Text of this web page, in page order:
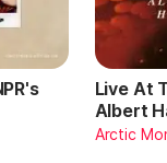
Live At
Albert
Arctic